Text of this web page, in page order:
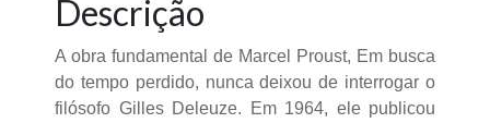
Descrição
A obra fundamental de Marcel Proust, Em busca
do tempo perdido, nunca deixou de interrogar o
filósofo Gilles Deleuze. Em 1964, ele publicou